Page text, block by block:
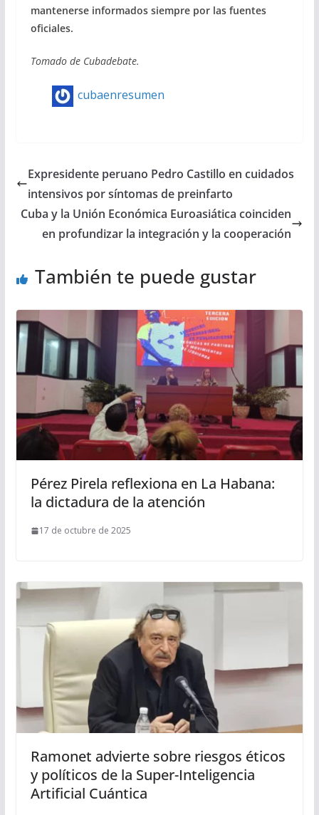
mantenerse informados siempre por las fuentes
oficiales.
Tomado de Cubadebate.
cubaenresumen
Expresidente peruano Pedro Castillo en cuidados
intensivos por síntomas de preinfarto
Cuba y la Unión Económica Euroasiática coinciden
en profundizar la integración y la cooperación
También te puede gustar
Pérez Pirela reflexiona en La Habana:
la dictadura de la atención
17 de octubre de 2025
Ramonet advierte sobre riesgos éticos
y políticos de la Super-Inteligencia
Artificial Cuántica